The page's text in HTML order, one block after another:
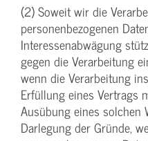
(2) Soweit wir die
personenbezogenen
Interessenabwägung
gegen die Verarbeitung
wenn die Verarbeitung
Erfüllung eines Vertrags
Ausübung eines
Darlegung der Gründe,